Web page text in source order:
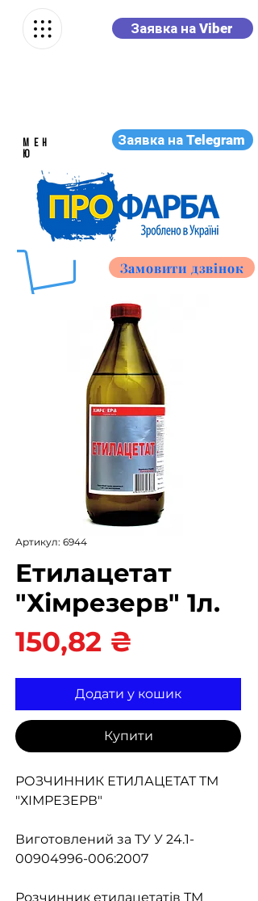
Заявка на Viber
Заявка на Telegram
МЕН
Ю
Замовити дзвінок
Артикул: 6944
Етилацетат
"Хімрезерв" 1л.
150,82 ₴
Додати у кошик
Купити
РОЗЧИННИК ЕТИЛАЦЕТАТ ТМ
"ХІМРЕЗЕРВ"
Виготовлений за ТУ У 24.1-
00904996-006:2007
Розчинник етилацетатів ТМ